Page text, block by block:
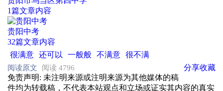
1篇文章内容
贵阳中考
32篇文章内容
很满意 还可以 一般般 不满意 很不满
阅读原文 阅读 4796 收藏
分享
免责声明: 未注明来源或注明来源为其他媒体的稿
件均为转载稿，不代表本站观点和立场或证实其内容的真实